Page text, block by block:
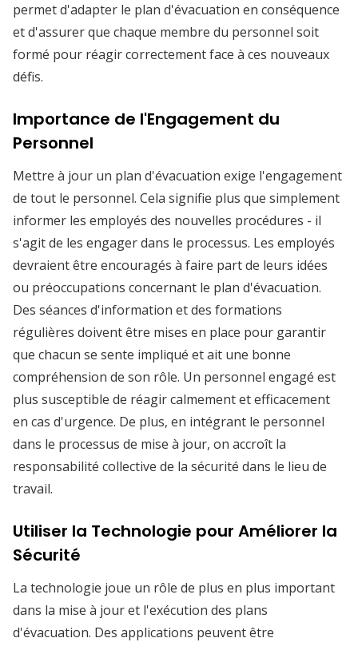
permet d'adapter le plan d'évacuation en conséquence
et d'assurer que chaque membre du personnel soit
formé pour réagir correctement face à ces nouveaux
défis.
Importance de l'Engagement du
Personnel
Mettre à jour un plan d'évacuation exige l'engagement
de tout le personnel. Cela signifie plus que simplement
informer les employés des nouvelles procédures - il
s'agit de les engager dans le processus. Les employés
devraient être encouragés à faire part de leurs idées
ou préoccupations concernant le plan d'évacuation.
Des séances d'information et des formations
régulières doivent être mises en place pour garantir
que chacun se sente impliqué et ait une bonne
compréhension de son rôle. Un personnel engagé est
plus susceptible de réagir calmement et efficacement
en cas d'urgence. De plus, en intégrant le personnel
dans le processus de mise à jour, on accroît la
responsabilité collective de la sécurité dans le lieu de
travail.
Utiliser la Technologie pour Améliorer la
Sécurité
La technologie joue un rôle de plus en plus important
dans la mise à jour et l'exécution des plans
d'évacuation. Des applications peuvent être